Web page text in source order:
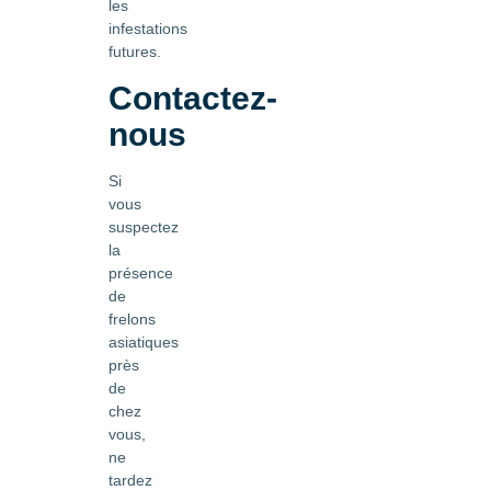
les
infestations
futures.
Contactez-
nous
Si
vous
suspectez
la
présence
de
frelons
asiatiques
près
de
chez
vous,
ne
tardez